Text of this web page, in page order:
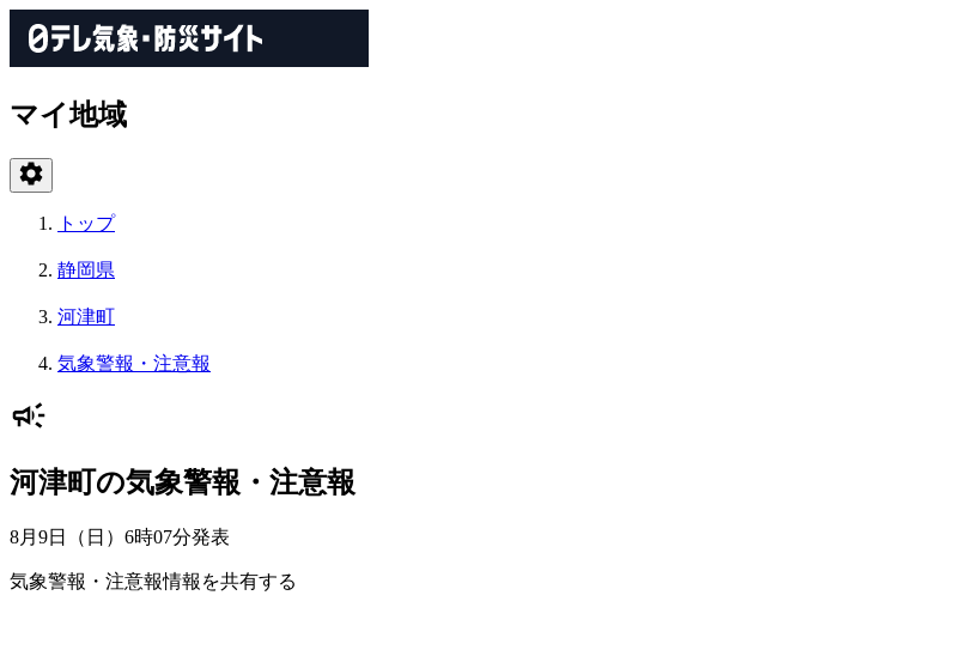
マイ地域
トップ
静岡県
河津町
気象警報・注意報
河津町の気象警報・注意報
8月9日（日）6時07分発表
気象警報・注意報情報を共有する